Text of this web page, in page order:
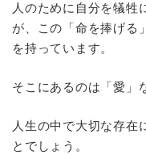
人のために自分を犠牲
が、この「命を捧げる
を持っています。
そこにあるのは「愛」
人生の中で大切な存在
とでしょう。